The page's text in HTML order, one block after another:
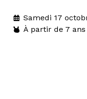
Samedi 17
À partir de 7 ans